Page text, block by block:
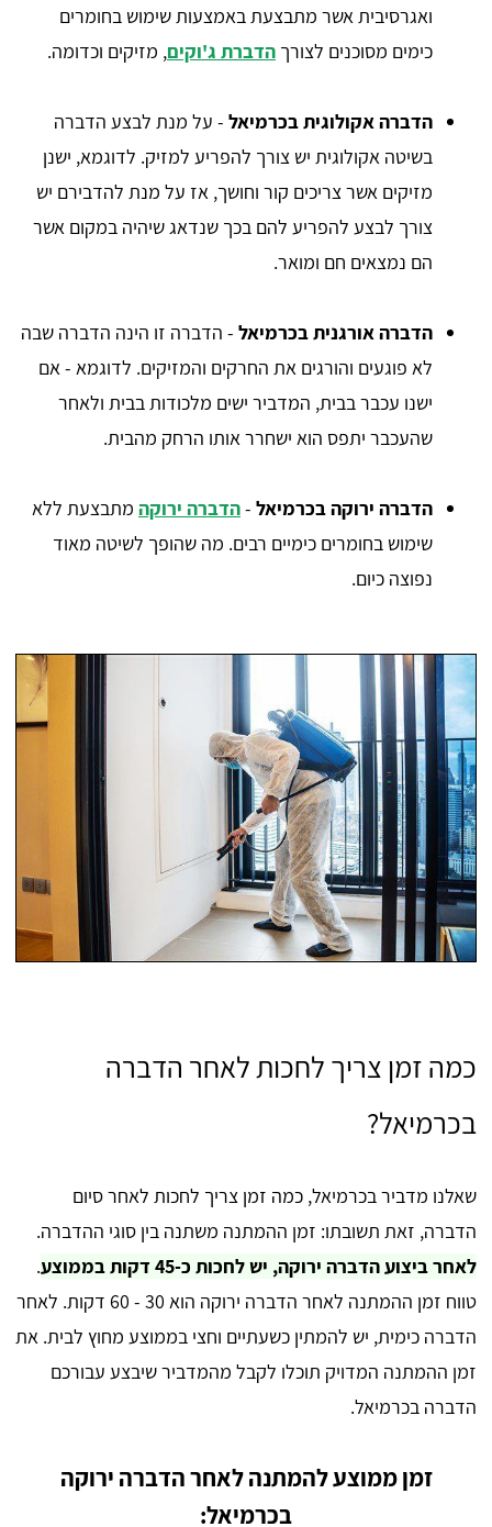
ואגרסיבית אשר מתבצעת באמצעות שימוש בחומרים
כימים מסוכנים לצורך הדברת ג'וקים, מזיקים וכדומה.
הדברה אקולוגית בכרמיאל - על מנת לבצע הדברה
בשיטה אקולוגית יש צורך להפריע למזיק. לדוגמא, ישנן
מזיקים אשר צריכים קור וחושך, אז על מנת להדבירם יש
צורך לבצע להפריע להם בכך שנדאג שיהיה במקום אשר
הם נמצאים חם ומואר.
הדברה אורגנית בכרמיאל - הדברה זו הינה הדברה שבה
לא פוגעים והורגים את החרקים והמזיקים. לדוגמא - אם
ישנו עכבר בבית, המדביר ישים מלכודות בבית ולאחר
שהעכבר יתפס הוא ישחרר אותו הרחק מהבית.
הדברה ירוקה בכרמיאל -הדברה ירוקה מתבצעת ללא
שימוש בחומרים כימיים רבים. מה שהופך לשיטה מאוד
נפוצה כיום.
כמה זמן צריך לחכות לאחר הדברה
בכרמיאל?
שאלנו מדביר בכרמיאל, כמה זמן צריך לחכות לאחר סיום
הדברה, זאת תשובתו: זמן ההמתנה משתנה בין סוגי ההדברה.
לאחר ביצוע הדברה ירוקה, יש לחכות כ-45 דקות בממוצע
.
טווח זמן ההמתנה לאחר הדברה ירוקה הוא 30 - 60 דקות. לאחר
הדברה כימית, יש להמתין כשעתיים וחצי בממוצע מחוץ לבית. את
זמן ההמתנה המדויק תוכלו לקבל מהמדביר שיבצע עבורכם
הדברה בכרמיאל.
זמן ממוצע להמתנה לאחר הדברה ירוקה
בכרמיאל: